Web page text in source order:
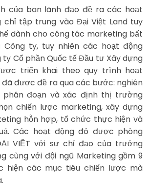
của ban lãnh đạo đề ra các hoạt
chỉ tập trung vào Đại Việt Land tuy
dành cho công tác marketing bất
Công ty, tuy nhiên các hoạt động
Cổ phần Quốc tế Đầu tư Xây dựng
triển khai theo quy trình hoạt
được đề ra qua các bước: nghiên
đoạn và xác định thị trường
chiến lược marketing, xây dựng
hỗn hợp, tổ chức thực hiện và
Các hoạt động đó được phòng
VIỆT với sự chỉ đạo của trưởng
cùng với đội ngũ Marketing gồm 9
hiện các mục tiêu chiến lược mà